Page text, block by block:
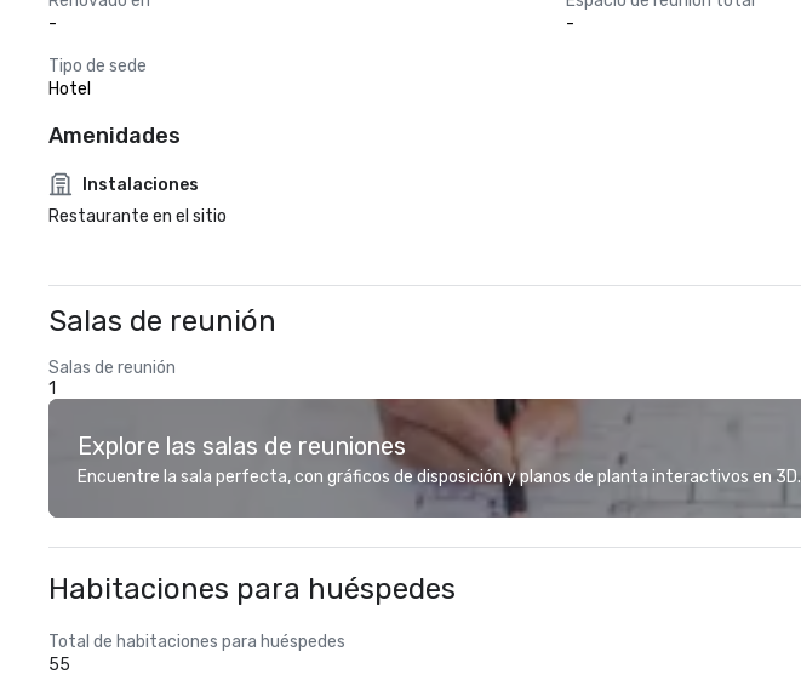
-
-
Tipo de sede
Hotel
Amenidades
Instalaciones
Restaurante en el sitio
Salas de reunión
Salas de reunión
1
Explore las salas de reuniones
Encuentre la sala perfecta, con gráficos de disposición y planos de planta interactivos en 3D.
Habitaciones para huéspedes
Total de habitaciones para huéspedes
55